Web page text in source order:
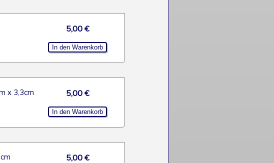
5,00 €
x 3,3cm 5,00 €
5,00 €